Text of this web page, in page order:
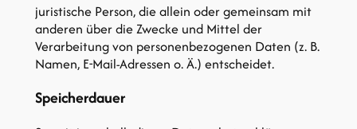
juristische Person, die allein oder gemeinsam mit
anderen über die Zwecke und Mittel der
Verarbeitung von personenbezogenen Daten (z. B.
Namen, E-Mail-Adressen o. Ä.) entscheidet.
Speicherdauer